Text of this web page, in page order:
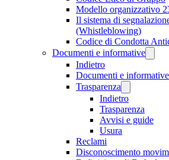
Modello organizzativo
Il sistema di
(Whistleblowing)
Codice di Condotta
Documenti e informative
Indietro
Documenti e informative
Trasparenza
Indietro
Trasparenza
Avvisi e guide
Usura
Reclami
Disconoscimento